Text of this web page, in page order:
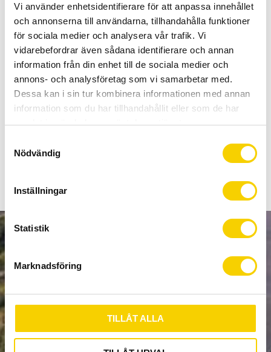
Vi använder enhetsidentifierare för att anpassa innehållet
och annonserna till användarna, tillhandahålla funktioner
för sociala medier och analysera vår trafik. Vi
vidarebefordrar även sådana identifierare och annan
information från din enhet till de sociala medier och
annons- och analysföretag som vi samarbetar med.
Dessa kan i sin tur kombinera informationen med annan
information som du har tillhandahållit eller som de har
samlat in när du har använt deras tjänster.
c
k
s
v
a
l
Nödvändig
Inställningar
Statistik
Marknadsföring
TILLÅT ALLA
Certifierad cykelservice & Shimano Service Center
Allt inom cykel på ett ställe
Kunnig personal och hög kundnöjdhet
Lagerstatus
Beställningsvara
Artikelnr
C6600151
Skivbromsbelägg till Tektro NOVELA/IOX
PRENUMERERA
Dina personuppgifter behandlas i enlighet med vår
integritetspolicy